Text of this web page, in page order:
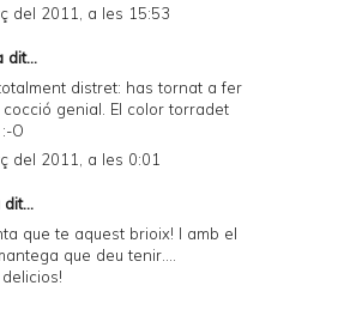
del 2011, a les 15:53
dit...
distret: has tornat a fer
genial. El color torradet
O
del 2011, a les 0:01
dit...
que te aquest brioix! I amb el
que deu tenir....
delicios!